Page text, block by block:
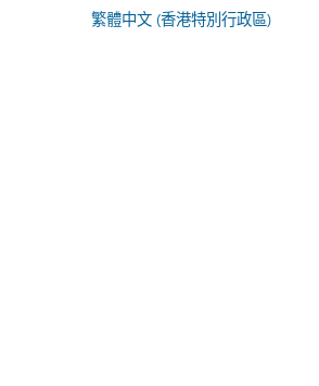
繁體中文 (香港特別行政區)